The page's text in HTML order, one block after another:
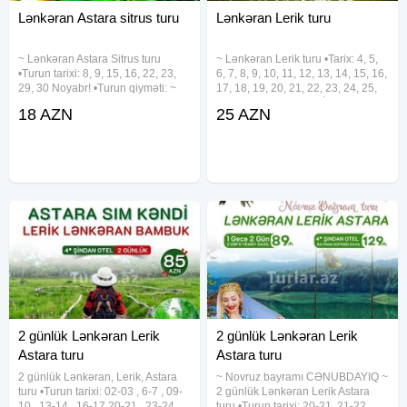
Lənkəran Astara sitrus turu
~ Lənkəran Astara Sitrus turu
•Turun tarixi: 8, 9, 15, 16, 22, 23,
29, 30 Noyabr! •Turun qiyməti: ~
paket: 23 azn ✓Qiymətə daxildir:
18 AZN
Lənkəran Lerik turu
~ Lənkəran Lerik turu •Tarix: 4, 5,
6, 7, 8, 9, 10, 11, 12, 13, 14, 15, 16,
17, 18, 19, 20, 21, 22, 23, 24, 25,
• Ekonom paket – 25 azn •
25 AZN
2 günlük Lənkəran Lerik
Astara turu
2 günlük Lənkəran, Lerik, Astara
turu •Turun tarixi: 02-03 , 6-7 , 09-
2 günlük Lənkəran Lerik
Astara turu
~ Novruz bayramı CƏNUBDAYIQ ~
2 günlük Lənkəran Lerik Astara